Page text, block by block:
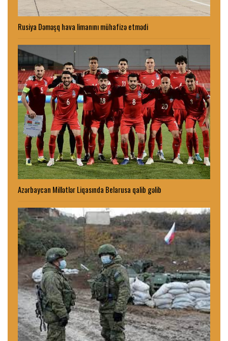
Rusiya Dəməşq hava limanını mühafizə etmədi
Azərbaycan Millətlər Liqasında Belarusa qalib gəlib